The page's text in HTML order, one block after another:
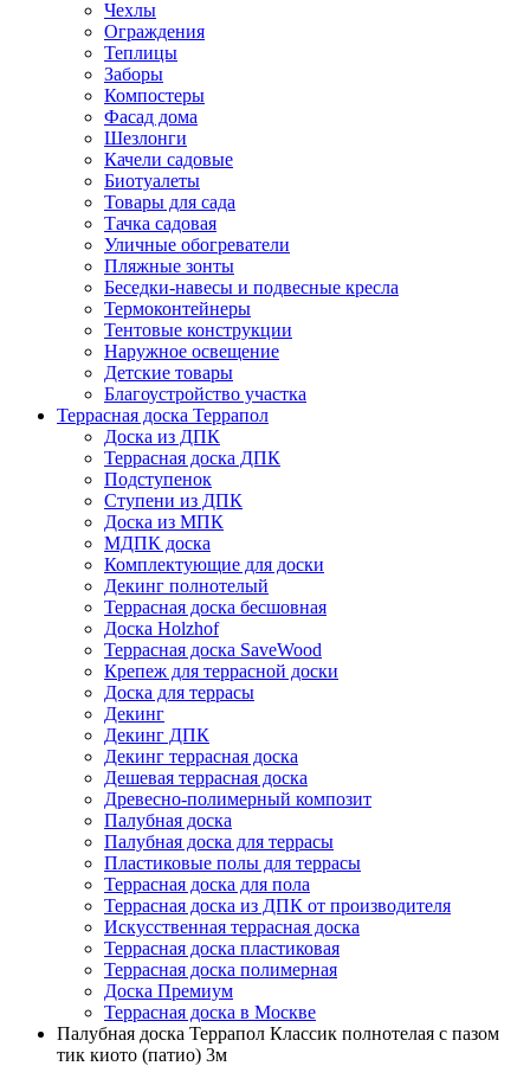
Чехлы
Ограждения
Теплицы
Заборы
Компостеры
Фасад дома
Шезлонги
Качели садовые
Биотуалеты
Товары для сада
Тачка садовая
Уличные обогреватели
Пляжные зонты
Беседки-навесы и подвесные кресла
Термоконтейнеры
Тентовые конструкции
Наружное освещение
Детские товары
Благоустройство участка
Террасная доска Террапол
Доска из ДПК
Террасная доска ДПК
Подступенок
Ступени из ДПК
Доска из МПК
МДПК доска
Комплектующие для доски
Декинг полнотелый
Террасная доска бесшовная
Доска Holzhof
Террасная доска SaveWood
Крепеж для террасной доски
Доска для террасы
Декинг
Декинг ДПК
Декинг террасная доска
Дешевая террасная доска
Древесно-полимерный композит
Палубная доска
Палубная доска для террасы
Пластиковые полы для террасы
Террасная доска для пола
Террасная доска из ДПК от производителя
Искусственная террасная доска
Террасная доска пластиковая
Террасная доска полимерная
Доска Премиум
Террасная доска в Москве
Палубная доска Террапол Классик полнотелая с пазом
тик киото (патио) 3м